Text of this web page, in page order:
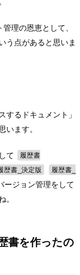
理の恩恵として、
う点があると思いま
するドキュメント」
ます。
て
履歴書
歴書_決定版
履歴書_
ージョン管理をして
書を作ったの